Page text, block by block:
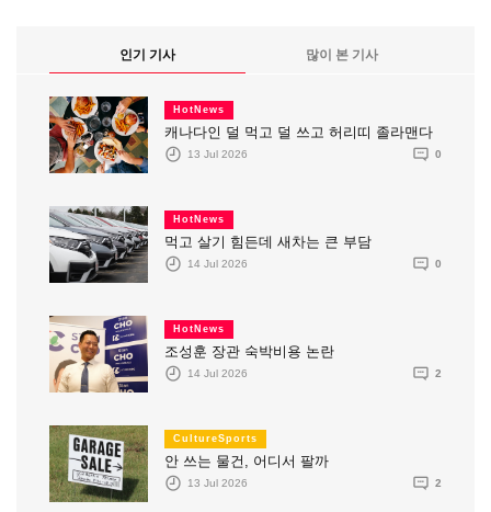
인기 기사 많이 본 기사
HotNews
캐나다인 덜 먹고 덜 쓰고 허리띠 졸라맨다
13 Jul 2026 0
HotNews
먹고 살기 힘든데 새차는 큰 부담
14 Jul 2026 0
HotNews
조성훈 장관 숙박비용 논란
14 Jul 2026 2
CultureSports
안 쓰는 물건, 어디서 팔까
13 Jul 2026 2